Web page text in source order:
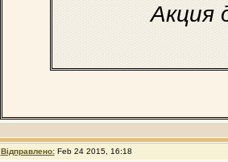
Акция
Відправлено: Feb 24 2015, 16:18